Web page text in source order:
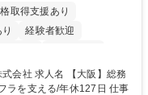
取得支援あり
経験者歓迎
社宅あり 食事補助あり
阪】総務
支える/年休127日 仕事